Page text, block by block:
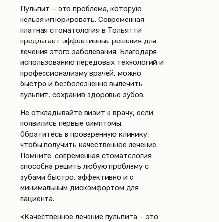
Пульпит – это проблема, которую
нельзя игнорировать. Современная
платная стоматология в Тольятти
предлагает эффективные решения для
лечения этого заболевания. Благодаря
использованию передовых технологий и
профессионализму врачей, можно
быстро и безболезненно вылечить
пульпит, сохранив здоровье зубов.
Не откладывайте визит к врачу, если
появились первые симптомы.
Обратитесь в проверенную клинику,
чтобы получить качественное лечение.
Помните: современная стоматология
способна решить любую проблему с
зубами быстро, эффективно и с
минимальным дискомфортом для
пациента.
«Качественное лечение пульпита – это